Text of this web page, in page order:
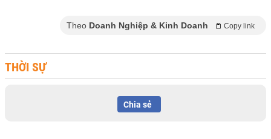
Theo Doanh Nghiệp & Kinh Doanh Copy link
THỜI SỰ
Chia sẻ